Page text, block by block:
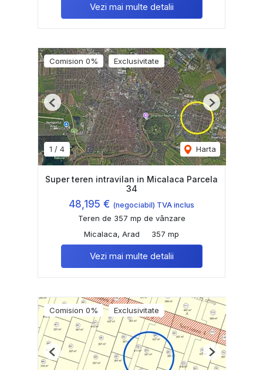
Vezi mai multe detalii
Comision 0% Exclusivitate
1 / 4 Harta
Previous Next
Super teren intravilan in Micalaca Parcela
34
48,195 € (negociabil) TVA inclus
Teren de 357 mp de vânzare
Micalaca, Arad
357 mp
Vezi mai multe detalii
Comision 0% Exclusivitate
Previous Next